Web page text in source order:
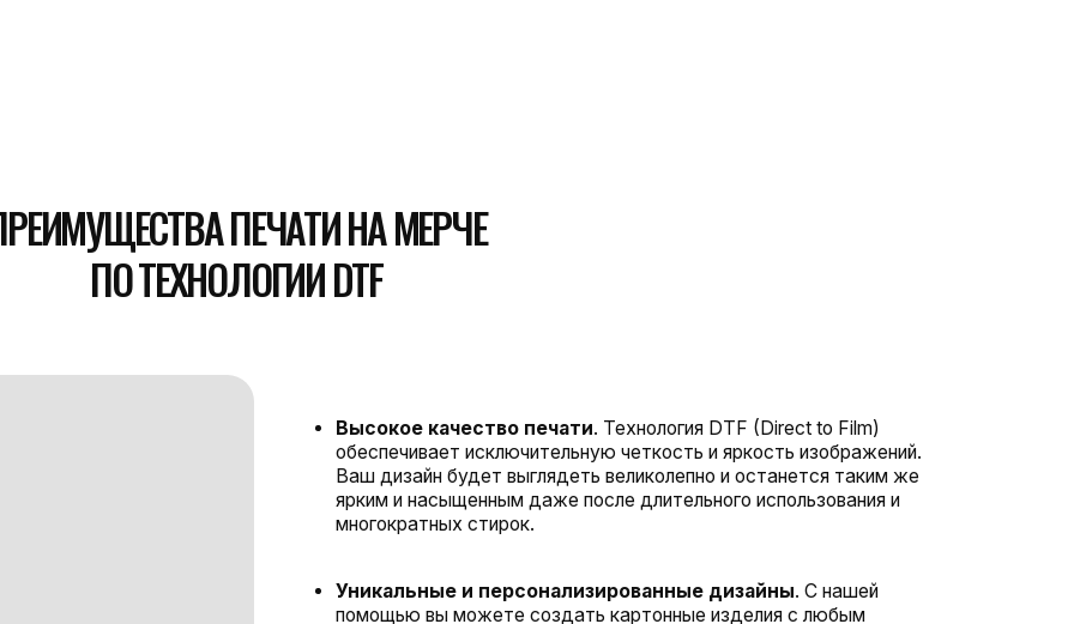
Высокое качество печати
многократных стирок.
Уникальные и персонализированные дизайны. С нашей
помощью вы можете создать картонные изделия с любым
изображением или текстом. Вы сами выбираете дизайн, который
будет напечатан на вашем изделии, что позволяет выразить
вашу индивидуальность и стиль.